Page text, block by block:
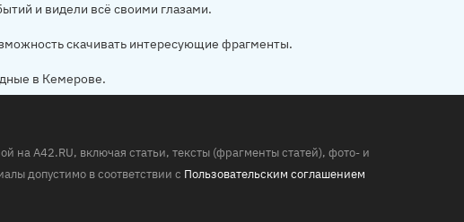
и видели всё своими глазами.
скачивать интересующие фрагменты.
в Кемерове.
A42.RU, включая статьи, тексты (фрагменты статей), фото- и
допустимо в соответствии с Пользовательским соглашением